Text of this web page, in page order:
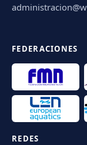
FEDERACIONES
REDES